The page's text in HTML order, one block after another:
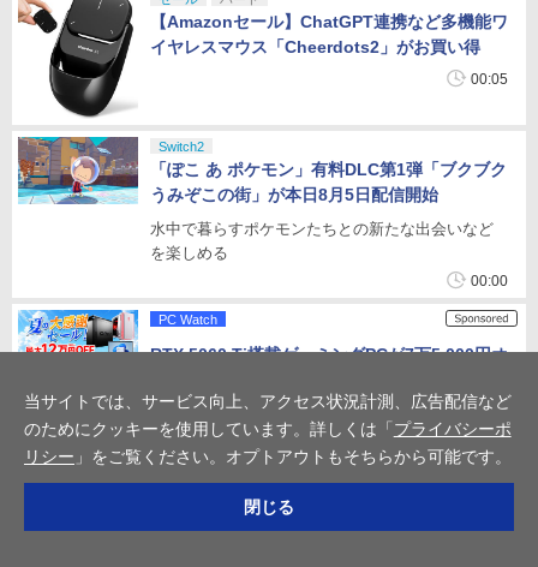
【Amazonセール】ChatGPT連携など多機能ワ
イヤレスマウス「Cheerdots2」がお買い得
00:05
Switch2
「ぽこ あ ポケモン」有料DLC第1弾「ブクブク
うみぞこの街」が本日8月5日配信開始
水中で暮らすポケモンたちとの新たな出会いなど
を楽しめる
00:00
PC Watch
RTX 5060 Ti搭載ゲーミングPCが7万5,000円オ
11:00
8月4日(火)
Switch2
「ファイアーエムブレム 万紫千紅」における真
の主人公がお披露目！
当サイトでは、サービス向上、アクセス状況計測、広告配信など
のためにクッキーを使用しています。詳しくは「 プライバシーポ
リシー 」をご覧ください。オプトアウトもそちらから可能です。
閉じる